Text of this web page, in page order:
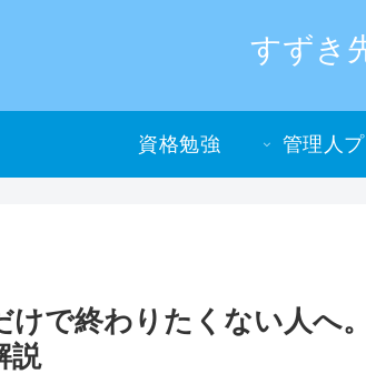
すずき
資格勉強 管理人
けで終わりたくない人へ
説